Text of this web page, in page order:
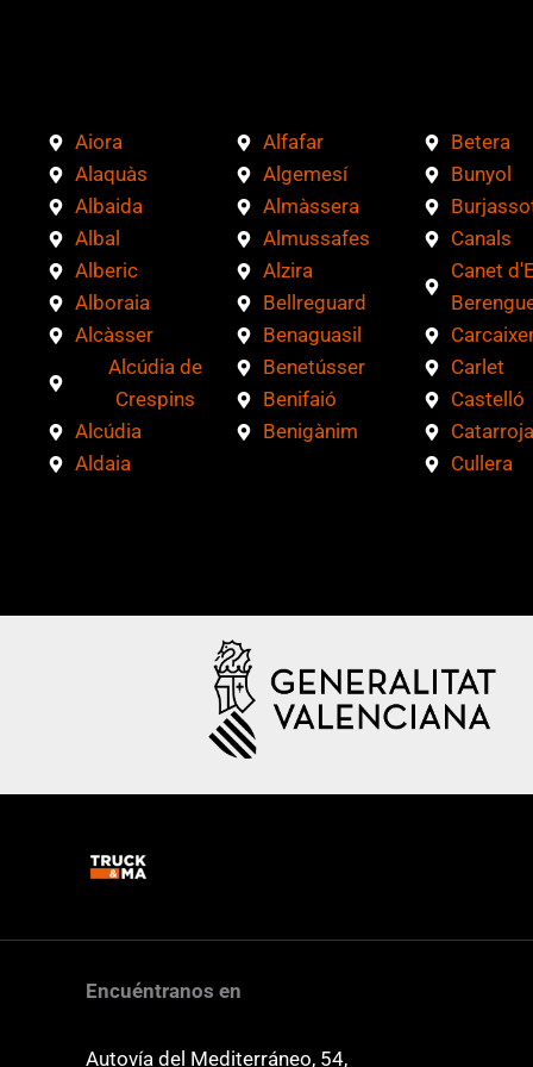
i
c
a
c
Aiora
Alaquàs
Albaida
Albal
Alberic
Alboraia
Alcàsser
Alcúdia de
Crespins
Alcúdia
Aldaia
Alfafar
Algemesí
Almàssera
Almussafes
Alzira
Bellreguard
Benaguasil
Benetússer
Benifaió
Benigànim
Betera
Bunyol
Canals
Canet
Carlet
Castelló
Catarroja
Cullera
Encuéntranos en
Autovía del Mediterráneo, 54,